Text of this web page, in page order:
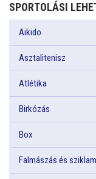
SPORTOLÁSI
Aikido
Asztalitenisz
Atlétika
Birkózás
Box
Falmászás és